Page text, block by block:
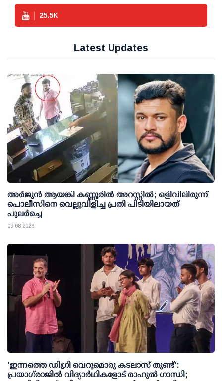
25.5K
Latest Updates
അര്‍ജുന്‍ ആയങ്കി കണ്ണൂരില്‍ അറസ്റ്റില്‍; ഒളിവിലിരുന്ന്
പൊലീസിനെ വെല്ലുവിളിച്ച പ്രതി പിടിയിലായത്
പുലര്‍ച്ചെ
09 08 2026
'ഇന്നത്തെ ഡിഗ്രി വെറുമൊരു കടലാസ് തുണ്ട്':
പ്രയാഗ്‌രാജില്‍ വിദ്യാര്‍ഥികളോട് രാഹുല്‍ ഗാന്ധി;